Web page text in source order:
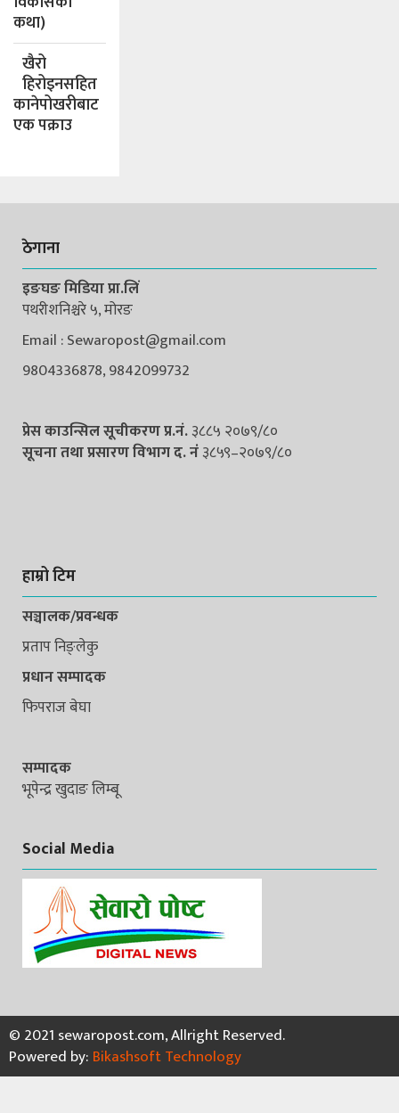
कथा)
खैरो
हिरोइनसहित
कानेपोखरीबाट
एक पक्राउ
ठेगाना
इङघङ मिडिया प्रा.लिं
पथरीशनिश्चरे ५, मोरङ
Email : Sewaropost@gmail.com
9804336878, 9842099732
प्रेस काउन्सिल सूचीकरण प्र.नं.३८८५ २०७९/८०
सूचना तथा प्रसारण विभाग द. नंं३८५९–२०७९/८०
हाम्रो टिम
सञ्चालक/प्रवन्धक
प्रताप निङ्लेकु
प्रधान सम्पादक
फिपराज बेघा
सम्पादक
भूपेन्द्र खुदाङ लिम्बू
Social Media
© 2021 sewaropost.com, Allright Reserved.
Powered by: Bikashsoft Technology